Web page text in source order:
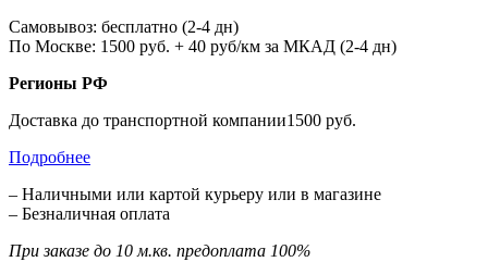
Самовывоз: бесплатно (2-4 дн)
По Москве: 1500 руб. + 40 руб/км за МКАД (2-4 дн)
Регионы РФ
Доставка до транспортной компании1500 руб.
Подробнее
– Наличными или картой курьеру или в магазине
– Безналичная оплата
При заказе до 10 м.кв. предоплата 100%